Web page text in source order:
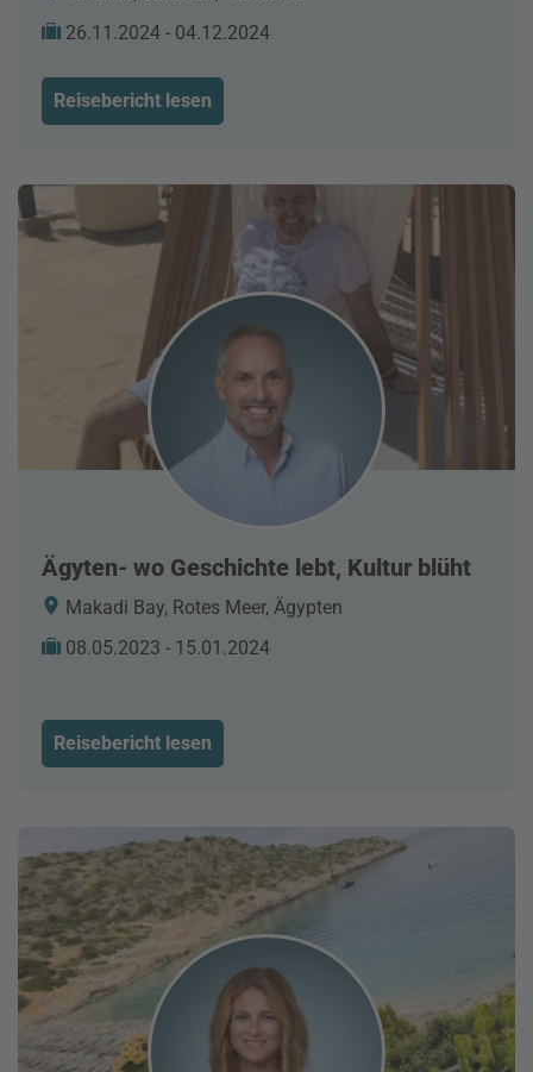
26.11.2024 - 04.12.2024
Reisebericht lesen
Ägyten- wo Geschichte lebt, Kultur blüht
Makadi Bay, Rotes Meer, Ägypten
08.05.2023 - 15.01.2024
Reisebericht lesen